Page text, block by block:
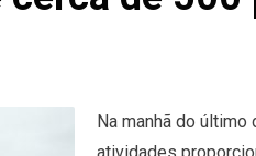
Na manhã do